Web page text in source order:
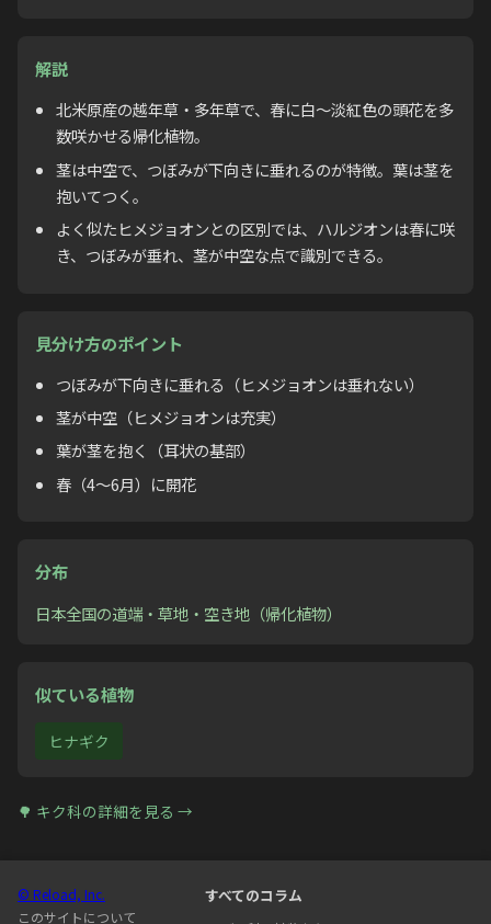
解説
北米原産の越年草・多年草で、春に白〜淡紅色の頭花を多
数咲かせる帰化植物。
茎は中空で、つぼみが下向きに垂れるのが特徴。葉は茎を
抱いてつく。
よく似たヒメジョオンとの区別では、ハルジオンは春に咲
き、つぼみが垂れ、茎が中空な点で識別できる。
見分け方のポイント
つぼみが下向きに垂れる（ヒメジョオンは垂れない）
茎が中空（ヒメジョオンは充実）
葉が茎を抱く（耳状の基部）
春（4〜6月）に開花
分布
日本全国の道端・草地・空き地（帰化植物）
似ている植物
ヒナギク
🌳 キク科の詳細を見る →
© Reload, Inc.
このサイトについて
すべてのコラム